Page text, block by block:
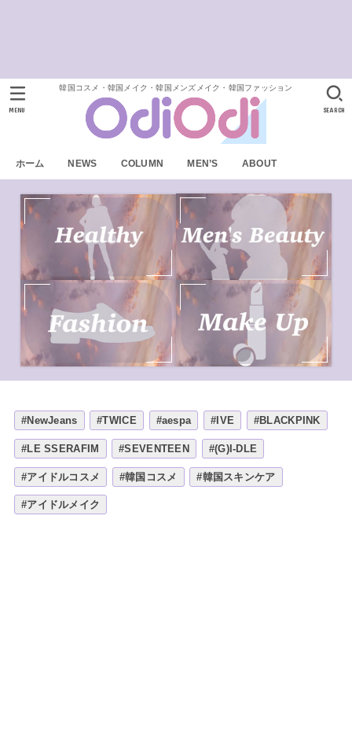
韓国コスメ・韓国メイク・韓国メンズメイク・韓国ファッション
ホーム NEWS COLUMN MEN’S ABOUT
SEARCH
MENU
#NewJeans #TWICE #aespa #IVE #BLACKPINK
#LE SSERAFIM #SEVENTEEN #(G)I-DLE
#アイドルコスメ #韓国コスメ #韓国スキンケア
#アイドルメイク